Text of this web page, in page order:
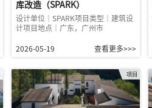
库改造（SPARK）
设计单位｜SPARK项目类型｜建筑设
计项目地点｜广东，广州市
2026-05-19 查看更多>>>
项目